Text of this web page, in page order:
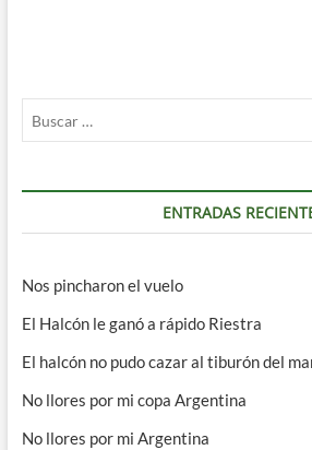
ENTRADAS
Nos pincharon el vuelo
El Halcón le ganó a rápido Riestra
El halcón no pudo cazar al tiburón del
No llores por mi copa Argentina
No llores por mi Argentina